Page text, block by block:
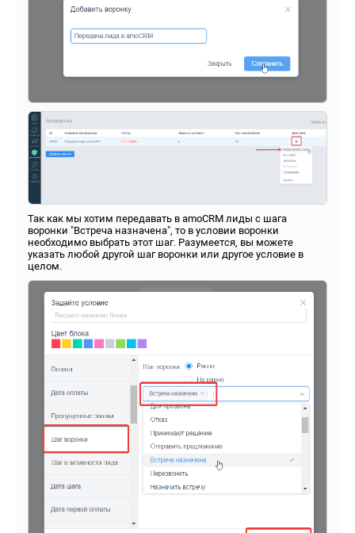
Так как мы хотим передавать в amoCRM лиды с шага
воронки "Встреча назначена", то в условии воронки
необходимо выбрать этот шаг. Разумеется, вы можете
указать любой другой шаг воронки или другое условие в
целом.